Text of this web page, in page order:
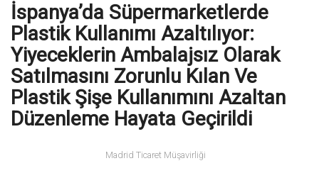
İspanya’da Süpermarketlerde
Plastik Kullanımı Azaltılıyor:
Yiyeceklerin Ambalajsız Olarak
Satılmasını Zorunlu Kılan Ve
Plastik Şişe Kullanımını Azaltan
Düzenleme Hayata Geçirildi
Madrid Ticaret Müşavirliği